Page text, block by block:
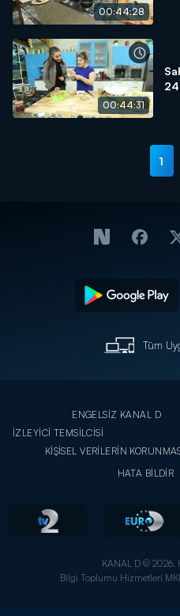
00:44:28
00:44:31
1
Tüm
ENGELSİZ KANAL D
İZLEYİCİ TEMSİLCİSİ
KİŞİSEL VERİLERİN
HATA BİLDİR
KANAL D © 2026.
Bilgi Toplumu Hizmetleri